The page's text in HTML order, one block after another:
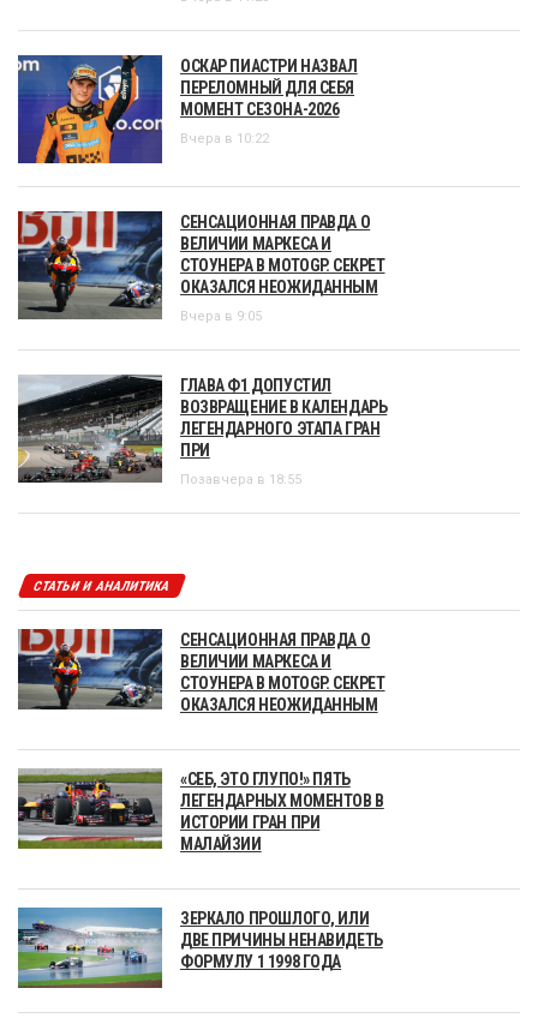
ОСКАР ПИАСТРИ НАЗВАЛ
ПЕРЕЛОМНЫЙ ДЛЯ СЕБЯ
МОМЕНТ СЕЗОНА-2026
Вчера в 10:22
СЕНСАЦИОННАЯ ПРАВДА О
ВЕЛИЧИИ МАРКЕСА И
СТОУНЕРА В MOTOGP. СЕКРЕТ
ОКАЗАЛСЯ НЕОЖИДАННЫМ
Вчера в 9:05
ГЛАВА Ф1 ДОПУСТИЛ
ВОЗВРАЩЕНИЕ В КАЛЕНДАРЬ
ЛЕГЕНДАРНОГО ЭТАПА ГРАН
ПРИ
Позавчера в 18:55
СТАТЬИ И АНАЛИТИКА
СЕНСАЦИОННАЯ ПРАВДА О
ВЕЛИЧИИ МАРКЕСА И
СТОУНЕРА В MOTOGP. СЕКРЕТ
ОКАЗАЛСЯ НЕОЖИДАННЫМ
«СЕБ, ЭТО ГЛУПО!» ПЯТЬ
ЛЕГЕНДАРНЫХ МОМЕНТОВ В
ИСТОРИИ ГРАН ПРИ
МАЛАЙЗИИ
ЗЕРКАЛО ПРОШЛОГО, ИЛИ
ДВЕ ПРИЧИНЫ НЕНАВИДЕТЬ
ФОРМУЛУ 1 1998 ГОДА